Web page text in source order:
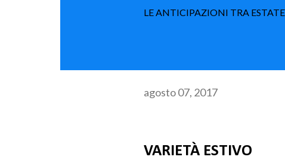
LE ANTICIPAZIONI TRA
agosto 07, 2017
VARIETÀ ESTIVO